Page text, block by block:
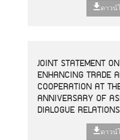
ดาวน์
JOINT STATEMENT
ENHANCING TRADE
COOPERATION AT
ANNIVERSARY OF
DIALOGUE RELATIONS
ดาวน์